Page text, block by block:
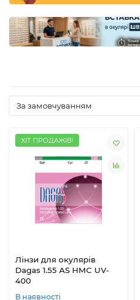
ХІТ ПРОДАЖІВ!
Лінзи для окулярів
Dagas 1.55 AS HMC UV-
400
В наявності